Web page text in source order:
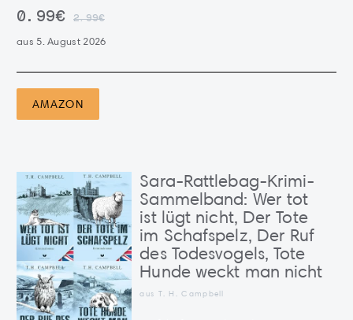
0.99€ 2.99€
aus 5. August 2026
AMAZON
Sara-Rattlebag-Krimi-
Sammelband: Wer tot
ist lügt nicht, Der Tote
im Schafspelz, Der Ruf
des Todesvogels, Tote
Hunde weckt man nicht
aus T. H. Campbell